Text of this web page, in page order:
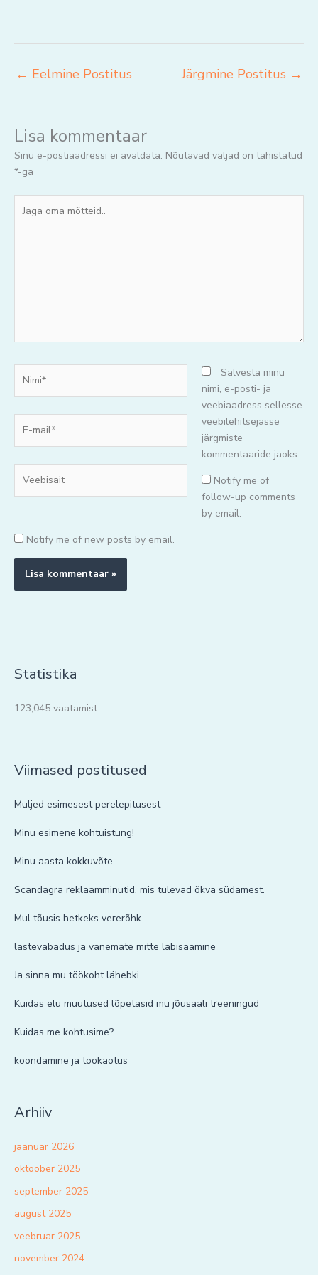
← Eelmine Postitus Järgmine Postitus →
Lisa kommentaar
Sinu e-postiaadressi ei avaldata. Nõutavad väljad on tähistatud
*-ga
oma
mail*
Salvesta minu
nimi, e-posti- ja
veebiaadress sellesse
veebilehitsejasse
järgmiste
kommentaaride jaoks.
Notify me of
follow-up comments
by email.
Notify me of new posts by email.
Statistika
123,045 vaatamist
Viimased postitused
Muljed esimesest perelepitusest
Minu esimene kohtuistung!
Minu aasta kokkuvõte
Scandagra reklaamminutid, mis tulevad õkva südamest.
Mul tõusis hetkeks vererõhk
lastevabadus ja vanemate mitte läbisaamine
Ja sinna mu töökoht lähebki..
Kuidas elu muutused lõpetasid mu jõusaali treeningud
Kuidas me kohtusime?
koondamine ja töökaotus
Arhiiv
jaanuar 2026
oktoober 2025
september 2025
august 2025
veebruar 2025
november 2024